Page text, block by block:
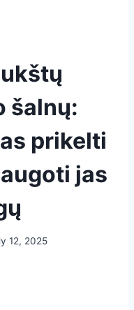
šalnų:
prikelti
jas
12, 2025